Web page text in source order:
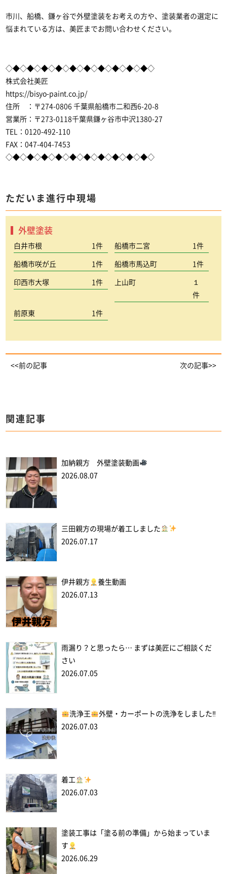
市川、船橋、鎌ヶ谷で外壁塗装をお考えの方や、塗装業者の選定に
悩まれている方は、美匠までお問い合わせください。
◇◆◇◆◇◆◇◆◇◆◇◆◇◆◇◆◇◆◇◆◇
株式会社美匠
https://bisyo-paint.co.jp/
住所 ：〒274-0806 千葉県船橋市二和西6-20-8
営業所：〒273-0118千葉県鎌ヶ谷市中沢1380-27
TEL：0120-492-110
FAX：047-404-7453
◇◆◇◆◇◆◇◆◇◆◇◆◇◆◇◆◇◆◇◆◇
ただいま進行中現場
外壁塗装
白井市根 1件 船橋市二宮 1件
船橋市咲が丘 1件 船橋市馬込町 1件
印西市大塚 1件 上山町
１
件
前原東 1件
<<前の記事 次の記事>>
関連記事
加納親方 外壁塗装動画
2026.08.07
三田親方の現場が着工しました
2026.07.17
伊井親方
養生動画
2026.07.13
雨漏り？と思ったら… まずは美匠にご相談くだ
さい
2026.07.05
洗浄王
外壁・カーポートの洗浄をしました‼
2026.07.03
着工
2026.07.03
塗装工事は「塗る前の準備」から始まっていま
す
2026.06.29